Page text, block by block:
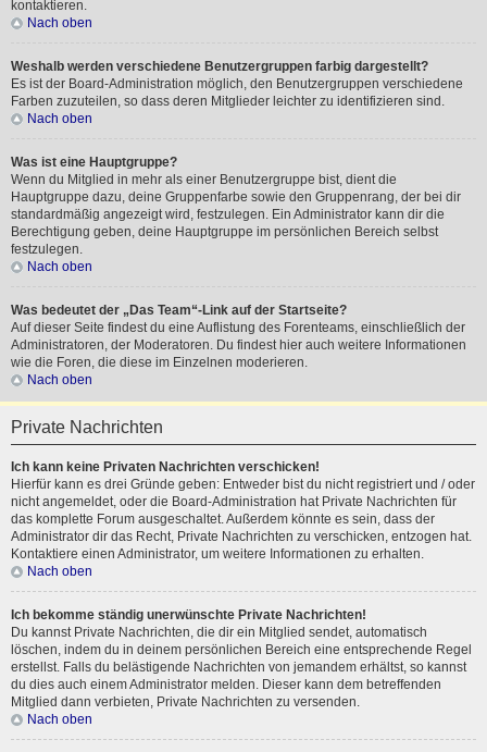
kontaktieren.
Nach oben
Weshalb werden verschiedene Benutzergruppen farbig dargestellt?
Es ist der Board-Administration möglich, den Benutzergruppen verschiedene
Farben zuzuteilen, so dass deren Mitglieder leichter zu identifizieren sind.
Nach oben
Was ist eine Hauptgruppe?
Wenn du Mitglied in mehr als einer Benutzergruppe bist, dient die
Hauptgruppe dazu, deine Gruppenfarbe sowie den Gruppenrang, der bei dir
standardmäßig angezeigt wird, festzulegen. Ein Administrator kann dir die
Berechtigung geben, deine Hauptgruppe im persönlichen Bereich selbst
festzulegen.
Nach oben
Was bedeutet der „Das Team“-Link auf der Startseite?
Auf dieser Seite findest du eine Auflistung des Forenteams, einschließlich der
Administratoren, der Moderatoren. Du findest hier auch weitere Informationen
wie die Foren, die diese im Einzelnen moderieren.
Nach oben
Private Nachrichten
Ich kann keine Privaten Nachrichten verschicken!
Hierfür kann es drei Gründe geben: Entweder bist du nicht registriert und / oder
nicht angemeldet, oder die Board-Administration hat Private Nachrichten für
das komplette Forum ausgeschaltet. Außerdem könnte es sein, dass der
Administrator dir das Recht, Private Nachrichten zu verschicken, entzogen hat.
Kontaktiere einen Administrator, um weitere Informationen zu erhalten.
Nach oben
Ich bekomme ständig unerwünschte Private Nachrichten!
Du kannst Private Nachrichten, die dir ein Mitglied sendet, automatisch
löschen, indem du in deinem persönlichen Bereich eine entsprechende Regel
erstellst. Falls du belästigende Nachrichten von jemandem erhältst, so kannst
du dies auch einem Administrator melden. Dieser kann dem betreffenden
Mitglied dann verbieten, Private Nachrichten zu versenden.
Nach oben